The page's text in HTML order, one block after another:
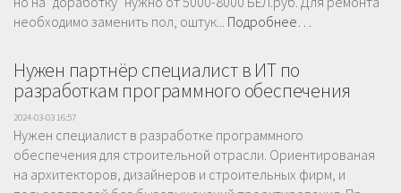
необходимо заменить пол, оштук... Подробнее…
Нужен партнёр специалист в ИТ по
разработкам программного обеспечения
2024-03-03 16:57
Нужен специалист в разработке программного
обеспечения для строительной отрасли. Ориентированая
на архитекторов, дизайнеров и строительных фирм, и